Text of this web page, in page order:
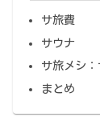
サ旅費
サウナ
サ旅メシ：
まとめ